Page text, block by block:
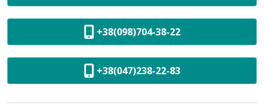
+38(098)704-38-22
+38(047)238-22-83